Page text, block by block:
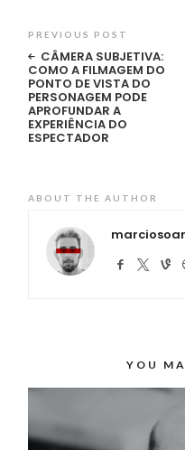
PREVIOUS POST
CÂMERA SUBJETIVA:
COMO A FILMAGEM DO
PONTO DE VISTA DO
PERSONAGEM PODE
APROFUNDAR A
EXPERIÊNCIA DO
ESPECTADOR
ABOUT THE AUTHOR
YOU